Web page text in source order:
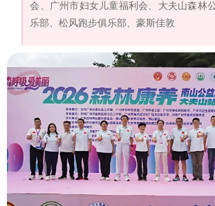
会、广州市妇女儿童福利会、大夫山森林
乐部、松风跑步俱乐部、豪斯佳敦